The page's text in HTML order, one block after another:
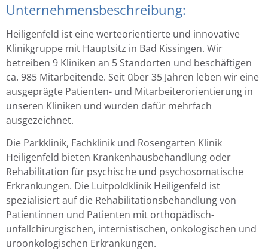
Unternehmensbeschreibung:
Heiligenfeld ist eine werteorientierte und innovative
Klinikgruppe mit Hauptsitz in Bad Kissingen. Wir
betreiben 9 Kliniken an 5 Standorten und beschäftigen
ca. 985 Mitarbeitende. Seit über 35 Jahren leben wir eine
ausgeprägte Patienten- und Mitarbeiterorientierung in
unseren Kliniken und wurden dafür mehrfach
ausgezeichnet.
Die Parkklinik, Fachklinik und Rosengarten Klinik
Heiligenfeld bieten Krankenhausbehandlung oder
Rehabilitation für psychische und psychosomatische
Erkrankungen. Die Luitpoldklinik Heiligenfeld ist
spezialisiert auf die Rehabilitationsbehandlung von
Patientinnen und Patienten mit orthopädisch-
unfallchirurgischen, internistischen, onkologischen und
uroonkologischen Erkrankungen.